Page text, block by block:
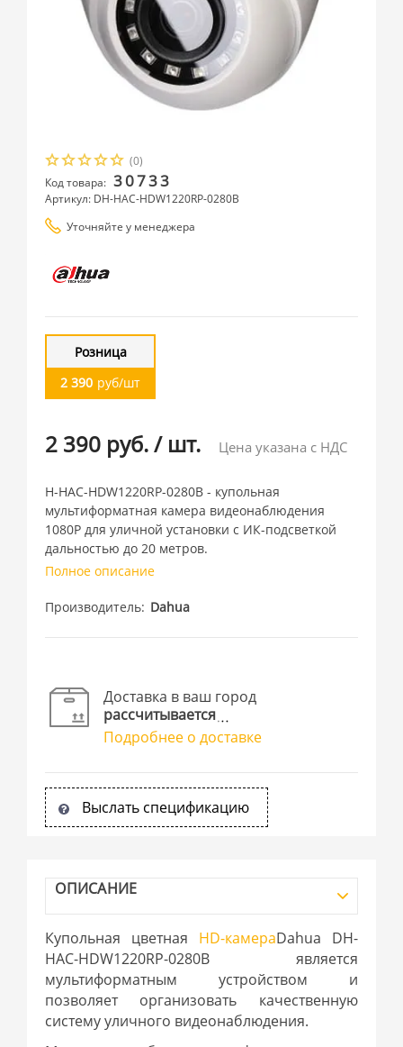
(0)
Код товара: 30733
Артикул: DH-HAC-HDW1220RP-0280B
Уточняйте у менеджера
Розница
2 390 руб/шт
2 390 руб./ шт. Цена указана с НДС
H-HAC-HDW1220RP-0280B - купольная
мультиформатная камера видеонаблюдения
1080P для уличной установки с ИК-подсветкой
дальностью до 20 метров.
Полное описание
Производитель Dahua
Доставка в ваш город
рассчитывается
Подробнее о доставке
Выслать спецификацию
ОПИСАНИЕ
Купольная цветная HD-камераDahua DH-
HAC-HDW1220RP-0280B является
мультиформатным устройством и
позволяет организовать качественную
систему уличного видеонаблюдения.